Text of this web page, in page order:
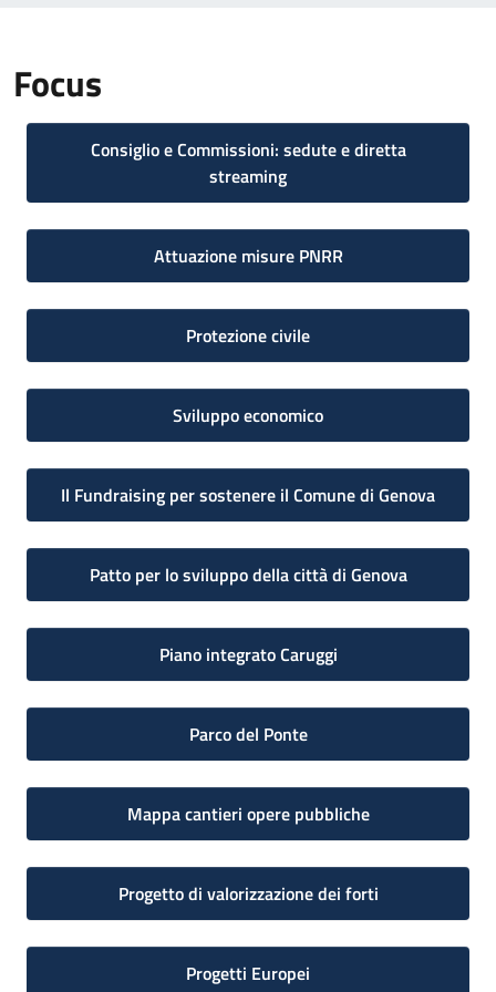
Focus
Consiglio e Commissioni: sedute e diretta
streaming
Attuazione misure PNRR
Protezione civile
Sviluppo economico
Il Fundraising per sostenere il Comune di Genova
Patto per lo sviluppo della città di Genova
Piano integrato Caruggi
Parco del Ponte
Mappa cantieri opere pubbliche
Progetto di valorizzazione dei forti
Progetti Europei